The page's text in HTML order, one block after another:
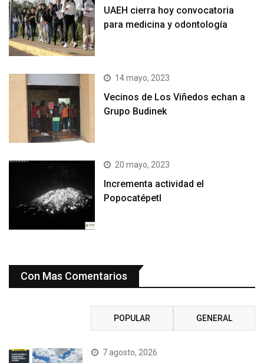
UAEH cierra hoy convocatoria
para medicina y odontología
14 mayo, 2023
Vecinos de Los Viñedos echan a
Grupo Budinek
20 mayo, 2023
Incrementa actividad el
Popocatépetl
Con Mas Comentarios
POPULAR GENERAL
7 agosto, 2026